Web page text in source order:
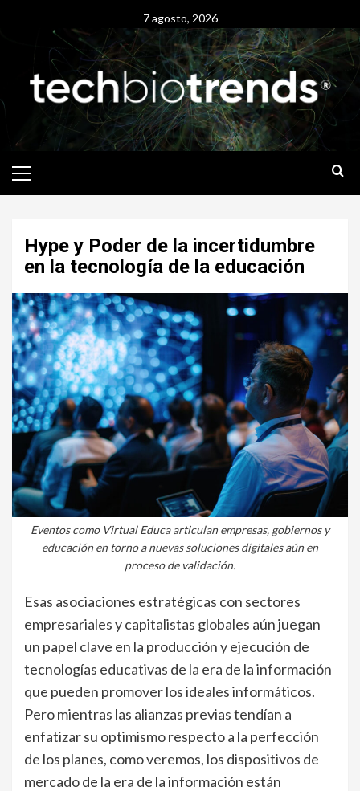
7 agosto, 2026
Menu
Hype y Poder de la incertidumbre
en la tecnología de la educación
Eventos como Virtual Educa articulan empresas, gobiernos y
educación en torno a nuevas soluciones digitales aún en
proceso de validación.
Esas asociaciones estratégicas con sectores
empresariales y capitalistas globales aún juegan
un papel clave en la producción y ejecución de
tecnologías educativas de la era de la información
que pueden promover los ideales informáticos.
Pero mientras las alianzas previas tendían a
enfatizar su optimismo respecto a la perfección
de los planes, como veremos, los dispositivos de
mercado de la era de la información están